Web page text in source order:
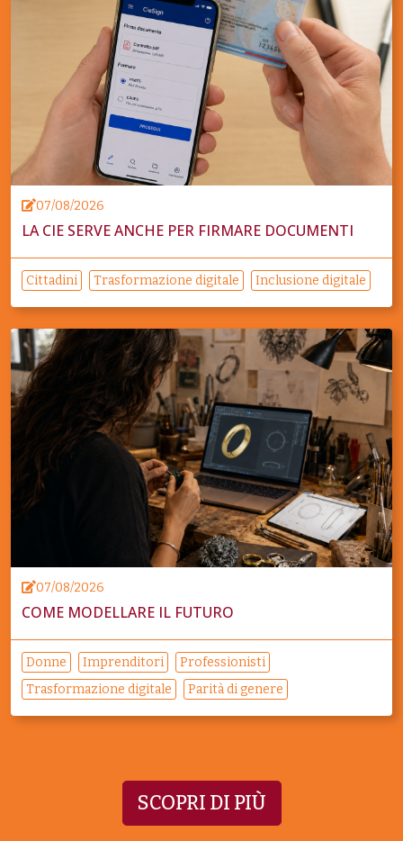
07/08/2026
LA CIE SERVE ANCHE PER FIRMARE DOCUMENTI
Cittadini Trasformazione digitale Inclusione digitale
07/08/2026
COME MODELLARE IL FUTURO
Donne Imprenditori
Professionisti
Trasformazione digitale
Parità di genere
SCOPRI DI PIÙ